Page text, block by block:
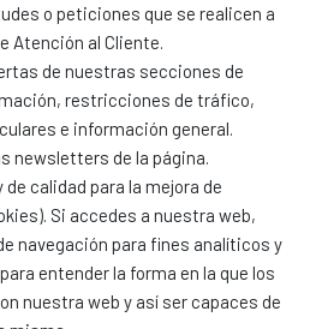
o peticiones que se realicen a
Atención al Cliente.
de nuestras secciones de
restricciones de tráfico,
e información general.
newsletters de la página.
calidad para la mejora de
Si accedes a nuestra web,
navegación para fines analíticos y
entender la forma en la que los
nuestra web y así ser capaces de